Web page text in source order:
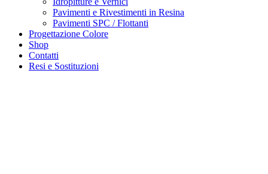
Pavimenti e Rivestimenti in Resina
Pavimenti SPC / Flottanti
Progettazione Colore
Shop
Contatti
Resi e Sostituzioni